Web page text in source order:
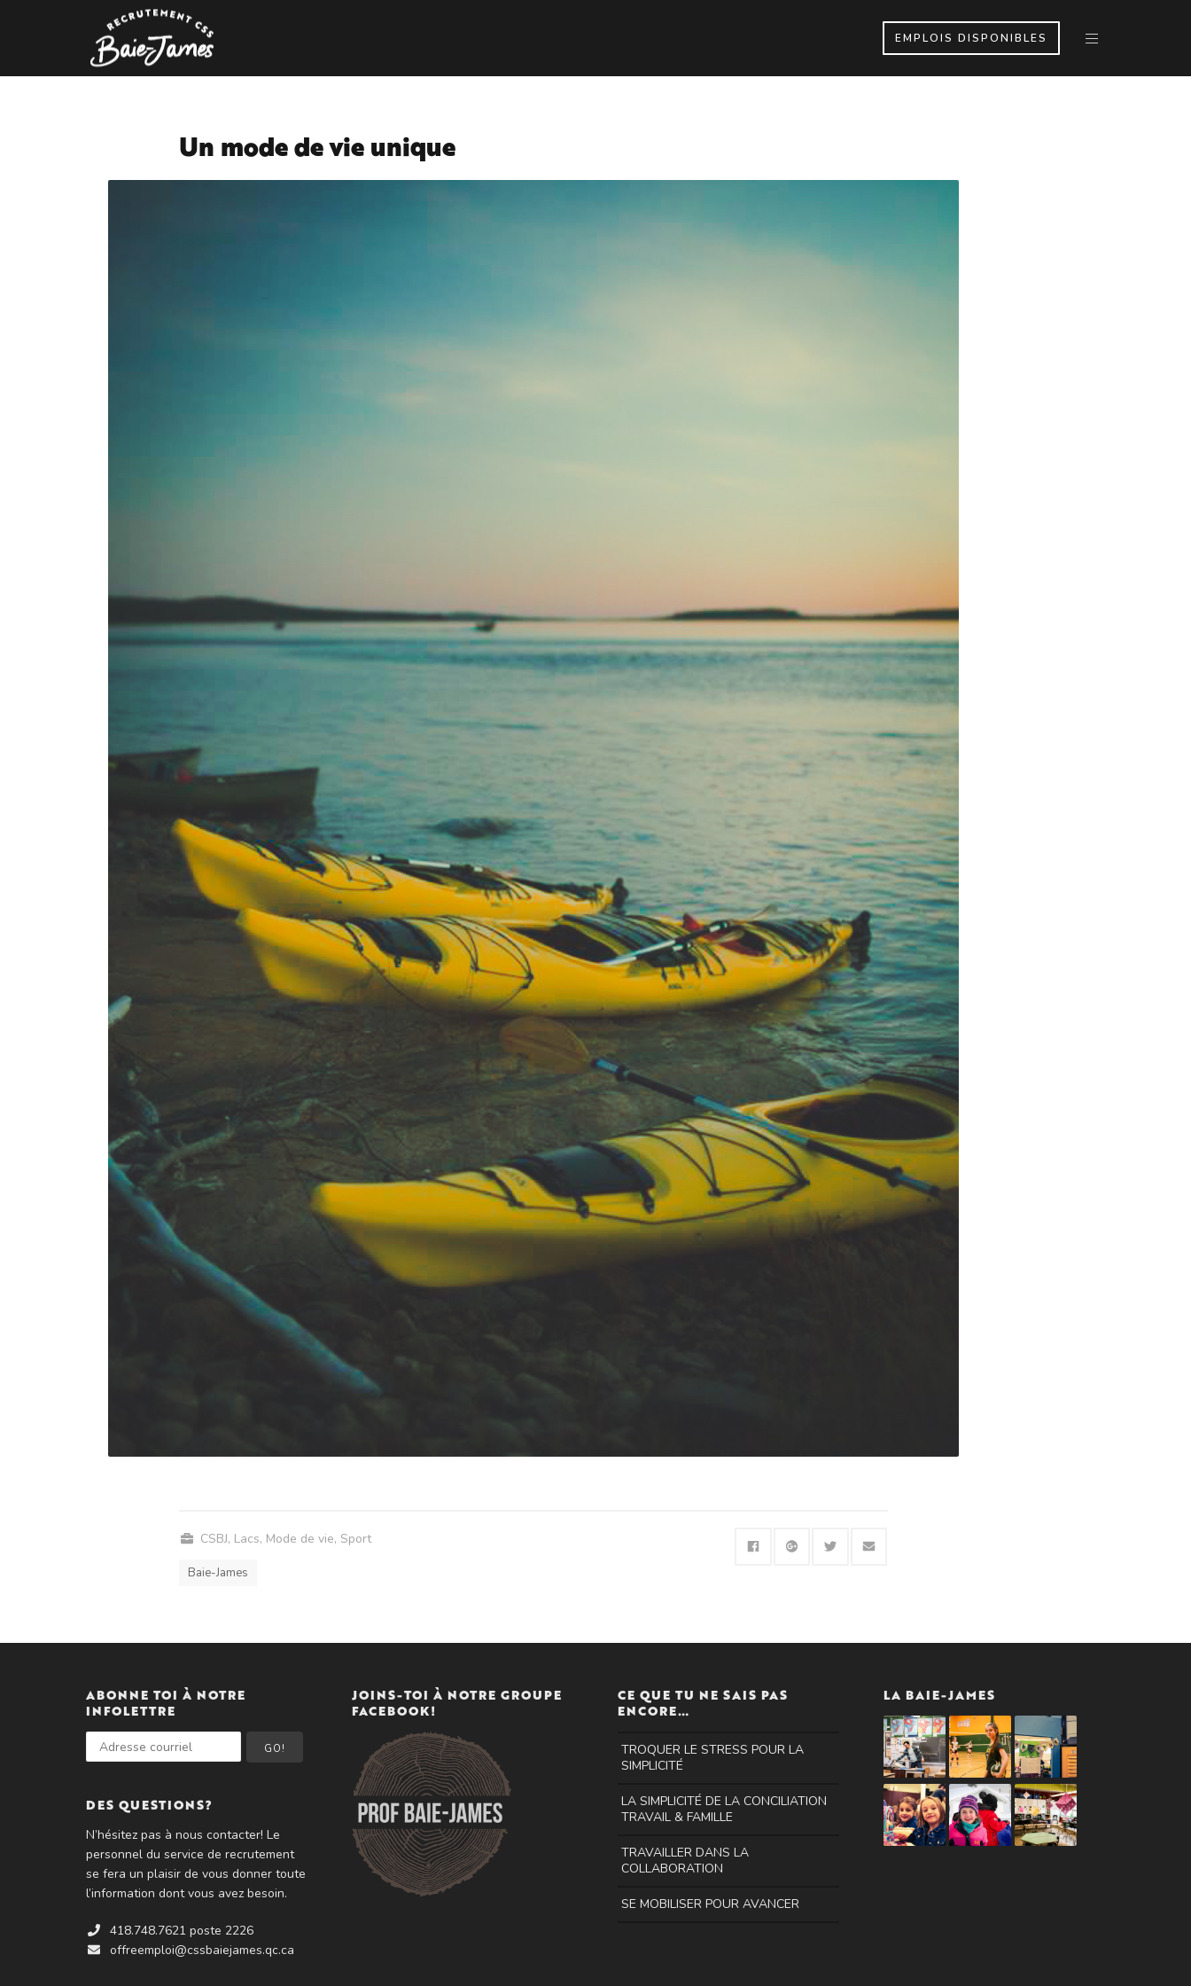
EMPLOIS DISPONIBLES
Un mode de vie unique
CSBJ, Lacs, Mode de vie, Sport
Baie-James
ABONNE TOI À NOTRE
INFOLETTRE
GO!
DES QUESTIONS?
N’hésitez pas à nous contacter! Le
personnel du service de recrutement
se fera un plaisir de vous donner toute
l’information dont vous avez besoin.
418.748.7621 poste 2226
offreemploi@cssbaiejames.qc.ca
JOINS-TOI À NOTRE GROUPE
FACEBOOK!
CE QUE TU NE SAIS PAS
ENCORE…
TROQUER LE STRESS POUR LA
SIMPLICITÉ
LA SIMPLICITÉ DE LA CONCILIATION
TRAVAIL & FAMILLE
TRAVAILLER DANS LA
COLLABORATION
SE MOBILISER POUR AVANCER
LA BAIE-JAMES